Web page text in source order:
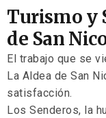
Turismo y
de San
El trabajo que se
La Aldea de San
satisfacción.
Los Senderos, la